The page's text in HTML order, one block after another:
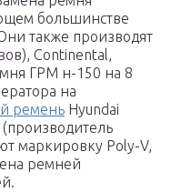
большинстве
также производят
Continental,
ГРМ н-150 на 8
на
ремень Hyundai
маркировку Poly-V,
ремней